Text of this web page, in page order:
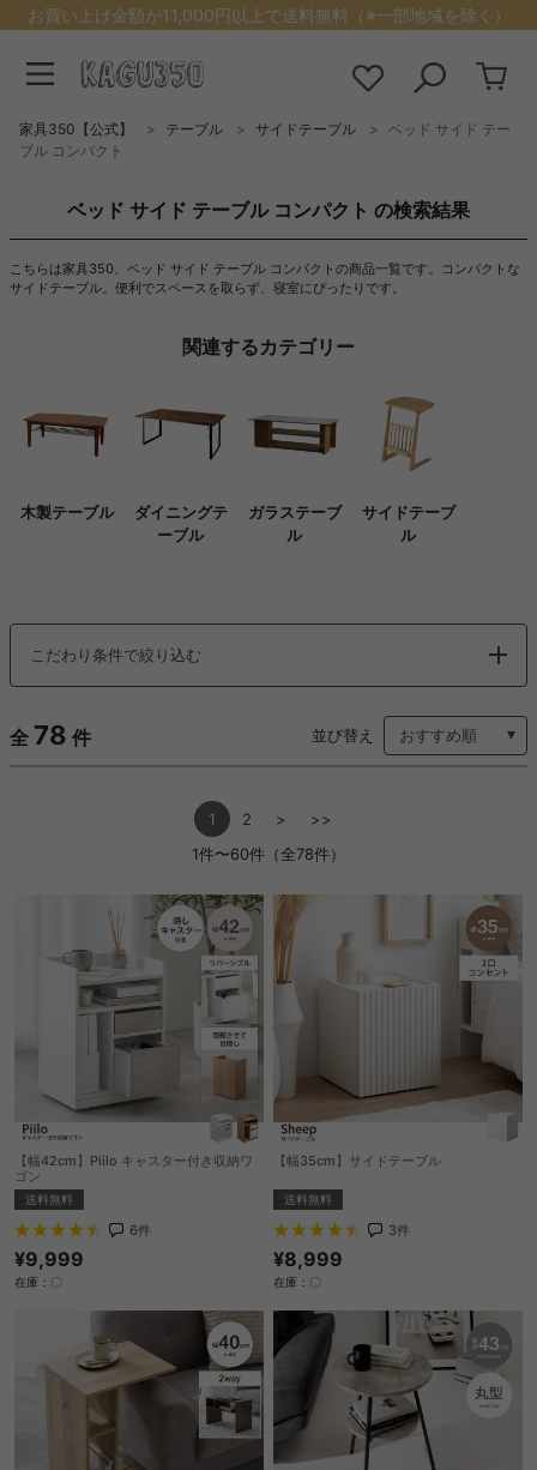
お買い上げ金額が11,000円以上で送料無料（※一部地域を除く）
家具350【公式】 テーブル サイドテーブル
ベッド サイド テー
ブル コンパクト
ベッド サイド テーブル コンパクト の検索結果
こちらは家具350、ベッド サイド テーブル コンパクトの商品一覧です。コンパクトな
サイドテーブル。便利でスペースを取らず、寝室にぴったりです。
関連するカテゴリー
木製テーブル
ダイニングテ
ーブル
ガラステーブ
ル
サイドテーブ
ル
こだわり条件で絞り込む
全 78 件 並び替え
1 2 >
>>
1件〜60件（全78件）
【幅42cm】Piilo キャスター付き収納ワ
ゴン
送料無料
6件
¥9,999
在庫：〇
【幅35cm】サイドテーブル
送料無料
3件
¥8,999
在庫：〇